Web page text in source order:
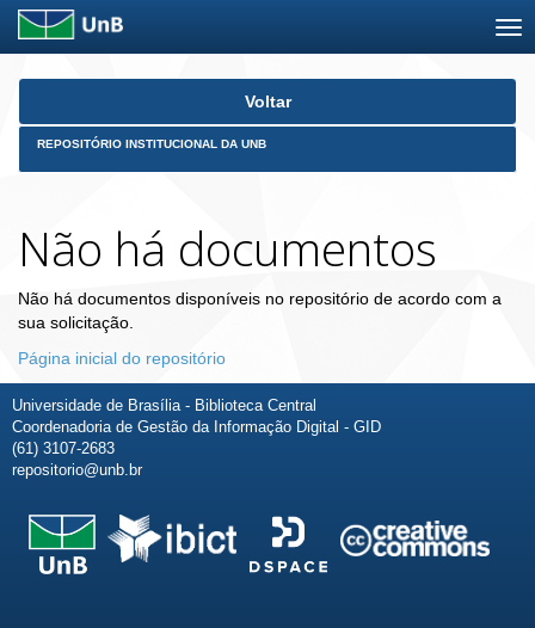
Skip
Voltar
REPOSITÓRIO INSTITUCIONAL DA UNB
Não há documentos
Não há documentos disponíveis no repositório de acordo com a
sua solicitação.
Página inicial do repositório
Universidade de Brasília - Biblioteca Central
Coordenadoria de Gestão da Informação Digital - GID
(61) 3107-2683
repositorio@unb.br